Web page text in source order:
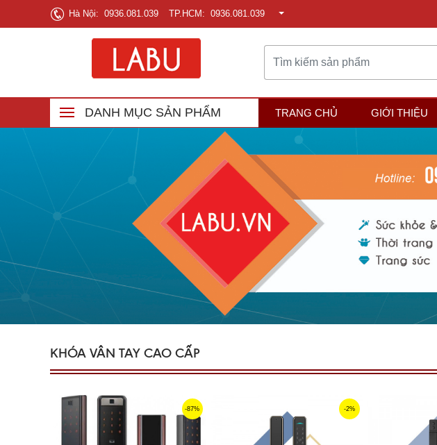
Hà Nội: 0936.081.039 TP.HCM: 0936.081.039
DANH MỤC SẢN PHẨM TRANG CHỦ GIỚI THIỆU
KHÓA VÂN TAY CAO CẤP
-87% -2%